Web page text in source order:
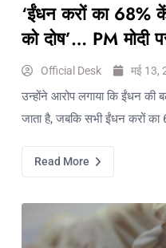
‘ईंधन करों का 68%
को दोष’… PM मोदी
Official Desk मई 13,
उन्होंने आरोप लगाया कि ईंधन की
जाता है, जबकि सभी ईंधन करों का
Read More